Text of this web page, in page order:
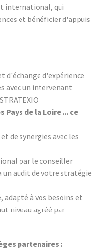
international, qui
et bénéficier d'appuis
d'échange d'expérience
avec un intervenant
Pays de la Loire ... ce
de synergies avec les
par le conseiller
un audit de votre stratégie
adapté à vos besoins et
niveau agréé par
partenaires :